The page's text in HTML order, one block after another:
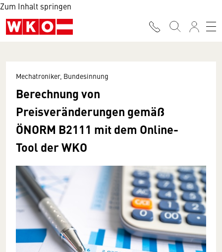
Zum Inhalt springen
Mechatroniker, Bundesinnung
Berechnung von
Preisveränderungen gemäß
ÖNORM B2111 mit dem Online-
Tool der WKO